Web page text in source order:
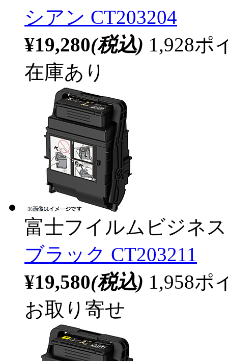
シアン CT203204
¥19,280(税込) 1,928ポ
在庫あり
富士フイルムビジネ
ブラック CT203211
¥19,580(税込) 1,958ポ
お取り寄せ